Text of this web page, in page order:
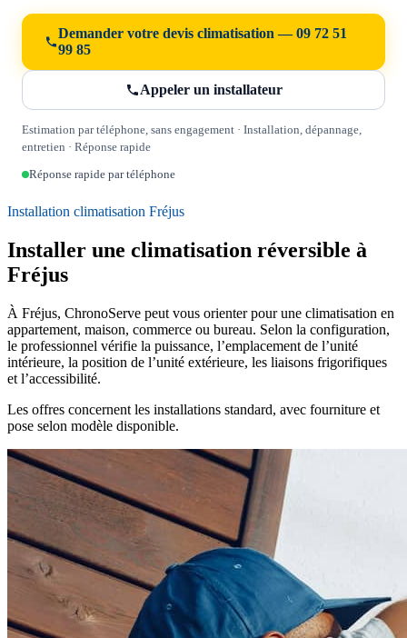
Demander votre devis climatisation — 09 72 51
99 85
Appeler un installateur
Estimation par téléphone, sans engagement · Installation, dépannage,
entretien · Réponse rapide
Réponse rapide par téléphone
Installation climatisation Fréjus
Installer une climatisation réversible à
Fréjus
À Fréjus, ChronoServe peut vous orienter pour une climatisation en
appartement, maison, commerce ou bureau. Selon la configuration,
le professionnel vérifie la puissance, l’emplacement de l’unité
intérieure, la position de l’unité extérieure, les liaisons frigorifiques
et l’accessibilité.
Les offres concernent les installations standard, avec fourniture et
pose selon modèle disponible.